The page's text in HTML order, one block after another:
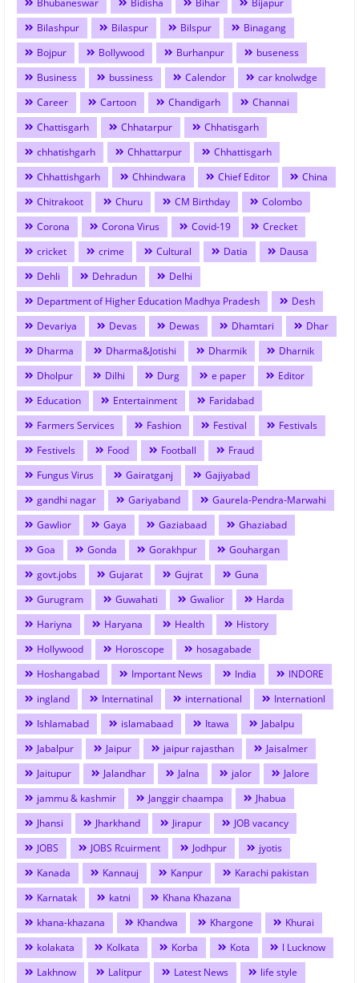
Bilashpur
Bilaspur Bilspur
Binagang
Bojpur
Bollywood Burhanpur
buseness
Business
bussiness Calendor
car knolwdge
Career
Cartoon Chandigarh
Channai
Chattisgarh
Chhatarpur
Chhatisgarh
chhatishgarh
Chhattarpur
Chhattisgarh
Chhattishgarh
Chhindwara Chief Editor
China
Chitrakoot
Churu CM Birthday
Colombo
Corona
Corona Virus Covid-19
Crecket
cricket
crime Cultural Datia
Dausa
Dehli
Dehradun
Delhi
Department of Higher Education Madhya Pradesh
Desh
Devariya
Devas Dewas Dhamtari
Dhar
Dharma
Dharma&Jotishi Dharmik
Dharnik
Dholpur
Dilhi Durg e paper
Editor
Education
Entertainment
Faridabad
Farmers Services
Fashion Festival
Festivals
Festivels
Food Football
Fraud
Fungus Virus
Gairatganj
Gajiyabad
gandhi nagar
Gariyaband
Gaurela-Pendra-Marwahi
Gawlior
Gaya Gaziabaad
Ghaziabad
Goa
Gonda Gorakhpur
Gouhargan
govt.jobs
Gujarat Gujrat
Guna
Gurugram
Guwahati Gwalior
Harda
Hariyna
Haryana Health
History
Hollywood
Horoscope
hosagabade
Hoshangabad
Important News India
INDORE
ingland
Internatinal international
Internationl
Ishlamabad
islamabaad Itawa
Jabalpu
Jabalpur
Jaipur jaipur rajasthan
Jaisalmer
Jaitupur
Jalandhar Jalna jalor
Jalore
jammu & kashmir
Janggir chaampa
Jhabua
Jhansi
Jharkhand Jirapur
JOB vacancy
JOBS
JOBS Rcuirment Jodhpur
jyotis
Kanada
Kannauj Kanpur
Karachi pakistan
Karnatak
katni
Khana Khazana
khana-khazana
Khandwa Khargone
Khurai
kolakata
Kolkata Korba Kota
l Lucknow
Lakhnow
Lalitpur Latest News
life style